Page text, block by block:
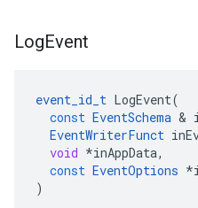
LogEvent
event_id_t LogEvent(
const EventSchema &
EventWriterFunct
void *inAppData,
const EventOptions *
)